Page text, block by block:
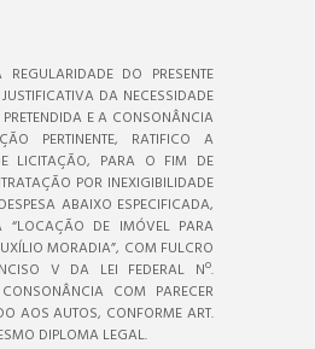
DO PRESENTE
DA NECESSIDADE
E A CONSONÂNCIA
PERTINENTE, RATIFICO A
LICITAÇÃO, PARA O FIM DE
POR INEXIGIBILIDADE
ABAIXO ESPECIFICADA,
“LOCAÇÃO DE IMÓVEL PARA
MORADIA”, COM FULCRO
V DA LEI FEDERAL Nº.
COM PARECER
AOS AUTOS, CONFORME ART.
DIPLOMA LEGAL.